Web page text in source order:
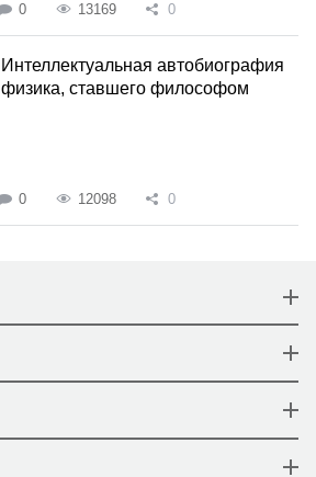
0 13169 0
Интеллектуальная автобиография
физика, ставшего философом
0 12098 0